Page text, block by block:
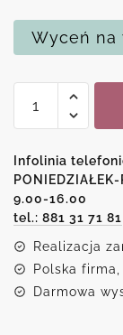
Wyceń na
Tapeta
Gałęzie
Infolinia
PONIEDZIAŁEK-
9.00-16.00
tel.: 881 31 71 81
Realizacja
Polska
Darmowa